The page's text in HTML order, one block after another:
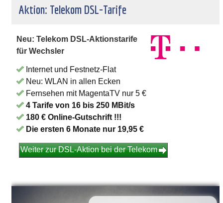
Aktion: Telekom DSL-Tarife
Neu: Telekom DSL-Aktionstarife
für Wechsler
Internet und Festnetz-Flat
Neu: WLAN in allen Ecken
Fernsehen mit MagentaTV nur 5 €
4 Tarife von 16 bis 250 MBit/s
180 € Online-Gutschrift !!!
Die ersten 6 Monate nur 19,95 €
Weiter zur DSL-Aktion bei der Telekom